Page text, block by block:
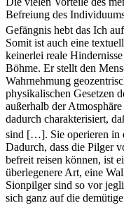
Befreiung des
Gefängnis hebt das Ich
Somit ist auch eine
keinerlei reale
Böhme. Er stellt den
Wahrnehmung
physikalischen Gesetzen
außerhalb der
dadurch charakterisiert,
sind […]. Sie operieren in
Dadurch, dass die Pilger
befreit reisen können, ist
überlegenere Art, eine
Sionpilger sind so vor
sich ganz auf die